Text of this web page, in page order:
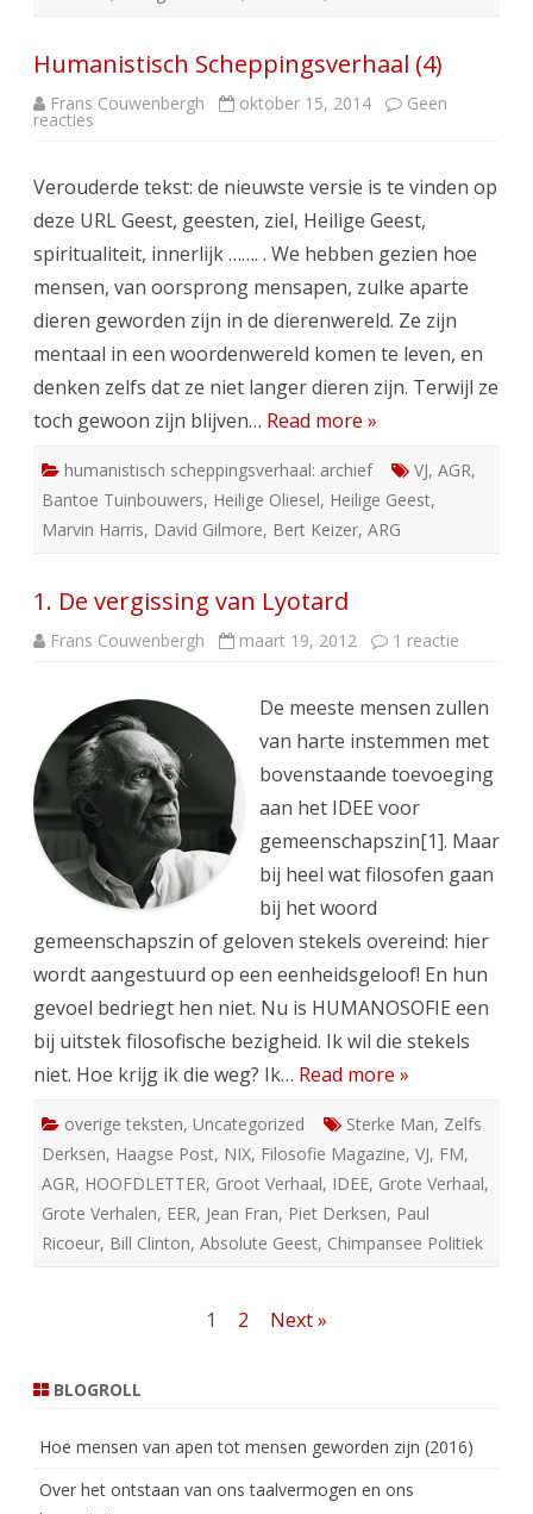
Humanistisch Scheppingsverhaal (4)
Frans Couwenbergh oktober 15, 2014 Geen
reacties
Verouderde tekst: de nieuwste versie is te vinden op
deze URL Geest, geesten, ziel, Heilige Geest,
spiritualiteit, innerlijk ……. . We hebben gezien hoe
mensen, van oorsprong mensapen, zulke aparte
dieren geworden zijn in de dierenwereld. Ze zijn
mentaal in een woordenwereld komen te leven, en
denken zelfs dat ze niet langer dieren zijn. Terwijl ze
toch gewoon zijn blijven… Read more »
humanistisch scheppingsverhaal: archief VJ, AGR,
Bantoe Tuinbouwers, Heilige Oliesel, Heilige Geest,
Marvin Harris, David Gilmore, Bert Keizer, ARG
1. De vergissing van Lyotard
Frans Couwenbergh maart 19, 2012 1 reactie
van
De meeste mensen zullen
van harte instemmen met
bovenstaande toevoeging
aan het IDEE voor
gemeenschapszin[1]. Maar
bij heel wat filosofen gaan
bij het woord
gemeenschapszin of geloven stekels overeind: hier
wordt aangestuurd op een eenheidsgeloof! En hun
gevoel bedriegt hen niet. Nu is HUMANOSOFIE een
bij uitstek filosofische bezigheid. Ik wil die stekels
niet. Hoe krijg ik die weg? Ik… Read more »
overige teksten, Uncategorized Sterke Man, Zelfs
Derksen, Haagse Post, NIX, Filosofie Magazine, VJ, FM,
AGR, HOOFDLETTER, Groot Verhaal, IDEE, Grote Verhaal,
Grote Verhalen, EER, Jean Fran, Piet Derksen, Paul
Ricoeur, Bill Clinton, Absolute Geest, Chimpansee Politiek
1 2 Next »
BLOGROLL
Hoe mensen van apen tot mensen geworden zijn (2016)
Over het ontstaan van ons taalvermogen en ons